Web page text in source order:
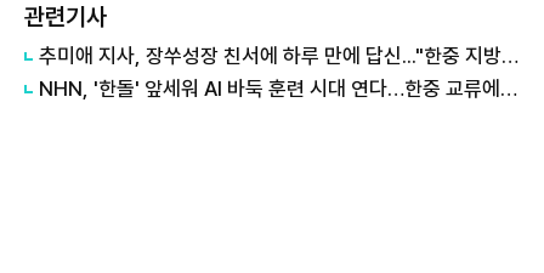
관련기사
추미애 지사, 장쑤성장 친서에 하루 만에 답신..."한중 지방정부 협력 모범 만들자"
NHN, '한돌' 앞세워 AI 바둑 훈련 시대 연다…한중 교류에 기술 지원